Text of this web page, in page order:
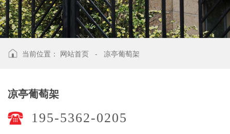
当前位置： 网站首页 - 凉亭葡萄架
凉亭葡萄架
195-5362-0205